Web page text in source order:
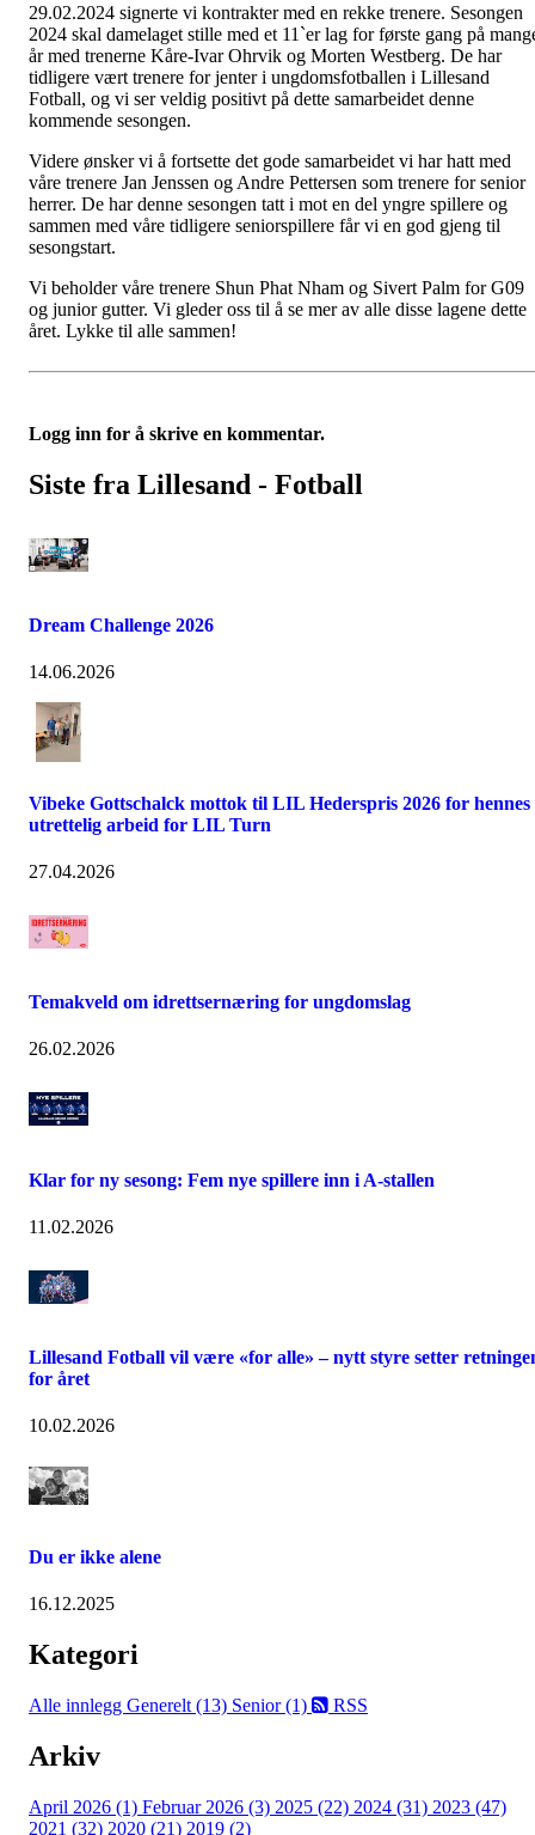
29.02.2024 signerte vi kontrakter med en rekke trenere. Sesongen
2024 skal damelaget stille med et 11`er lag for første gang på
år med trenerne Kåre-Ivar Ohrvik og Morten Westberg. De har
tidligere vært trenere for jenter i ungdomsfotballen i Lillesand
Fotball, og vi ser veldig positivt på dette samarbeidet denne
kommende sesongen.
Videre ønsker vi å fortsette det gode samarbeidet vi har hatt med
våre trenere Jan Jenssen og Andre Pettersen som trenere for senior
herrer. De har denne sesongen tatt i mot en del yngre spillere og
sammen med våre tidligere seniorspillere får vi en god gjeng til
sesongstart.
Vi beholder våre trenere Shun Phat Nham og Sivert Palm for G09
og junior gutter. Vi gleder oss til å se mer av alle disse lagene dette
året. Lykke til alle sammen!
Logg inn for å skrive en kommentar.
Siste fra Lillesand - Fotball
Dream Challenge 2026
14.06.2026
Vibeke Gottschalck mottok til LIL Hederspris 2026 for hennes
utrettelig arbeid for LIL Turn
27.04.2026
Temakveld om idrettsernæring for ungdomslag
26.02.2026
Klar for ny sesong: Fem nye spillere inn i A-stallen
11.02.2026
Lillesand Fotball vil være «for alle» – nytt styre setter
for året
10.02.2026
Du er ikke alene
16.12.2025
Kategori
Alle innlegg Generelt (13) Senior (1) RSS
Arkiv
April 2026 (1) Februar 2026 (3) 2025 (22) 2024 (31) 2023 (47)
2021 (32) 2020 (21) 2019 (2)